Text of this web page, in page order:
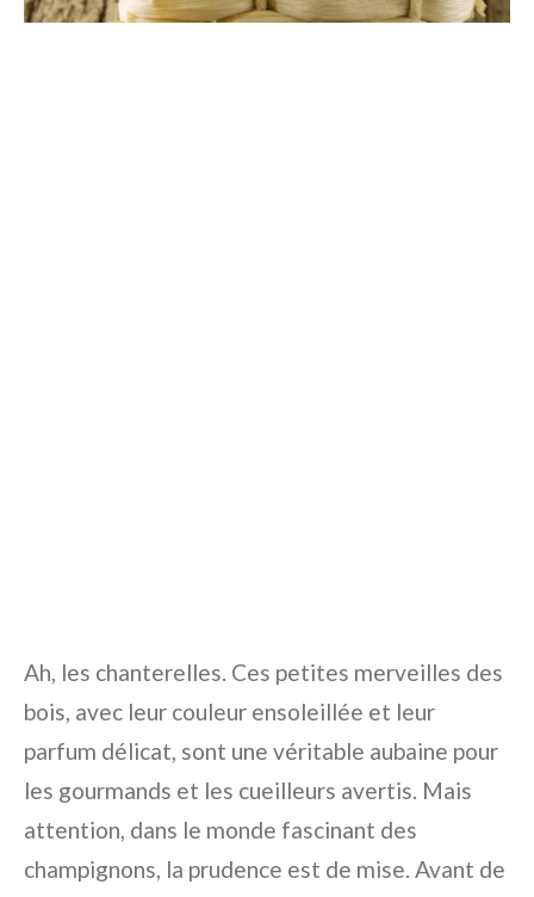
Ah, les chanterelles. Ces petites merveilles des
bois, avec leur couleur ensoleillée et leur
parfum délicat, sont une véritable aubaine pour
les gourmands et les cueilleurs avertis. Mais
attention, dans le monde fascinant des
champignons, la prudence est de mise. Avant de